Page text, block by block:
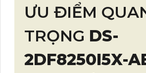
ƯU ĐIỂM
TRỌNG DS-
2DF8250I5X-